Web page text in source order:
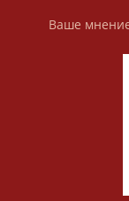
Ваше